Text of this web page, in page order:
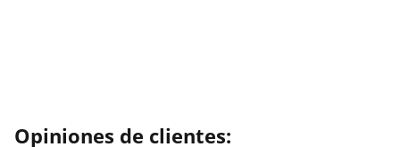
Opiniones de clientes: